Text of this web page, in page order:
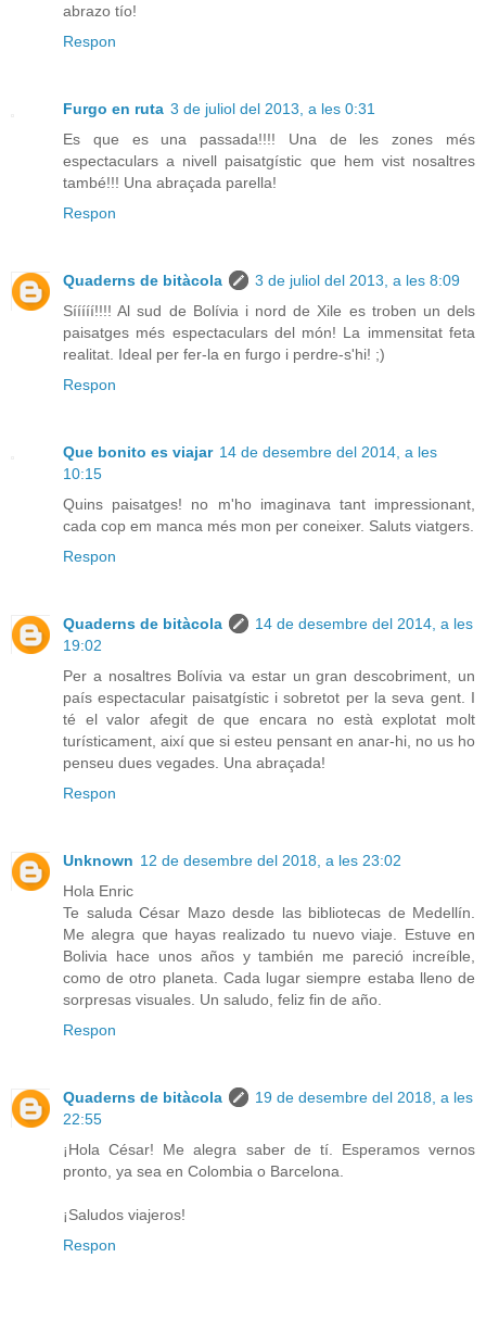
abrazo tío!
Respon
Furgo en ruta 3 de juliol del 2013, a les 0:31
Es que es una passada!!!! Una de les zones més
espectaculars a nivell paisatgístic que hem vist nosaltres
també!!! Una abraçada parella!
Respon
Quaderns de bitàcola
3 de juliol del 2013, a les 8:09
Sííííí!!!! Al sud de Bolívia i nord de Xile es troben un dels
paisatges més espectaculars del món! La immensitat feta
realitat. Ideal per fer-la en furgo i perdre-s'hi! ;)
Respon
Que bonito es viajar 14 de desembre del 2014, a les
10:15
Quins paisatges! no m'ho imaginava tant impressionant,
cada cop em manca més mon per coneixer. Saluts viatgers.
Respon
Quaderns de bitàcola
14 de desembre del 2014, a les
19:02
Per a nosaltres Bolívia va estar un gran descobriment, un
país espectacular paisatgístic i sobretot per la seva gent. I
té el valor afegit de que encara no està explotat molt
turísticament, així que si esteu pensant en anar-hi, no us ho
penseu dues vegades. Una abraçada!
Respon
Unknown 12 de desembre del 2018, a les 23:02
Hola Enric
Te saluda César Mazo desde las bibliotecas de Medellín.
Me alegra que hayas realizado tu nuevo viaje. Estuve en
Bolivia hace unos años y también me pareció increíble,
como de otro planeta. Cada lugar siempre estaba lleno de
sorpresas visuales. Un saludo, feliz fin de año.
Respon
Quaderns de bitàcola
19 de desembre del 2018, a les
22:55
¡Hola César! Me alegra saber de tí. Esperamos vernos
pronto, ya sea en Colombia o Barcelona.
¡Saludos viajeros!
Respon